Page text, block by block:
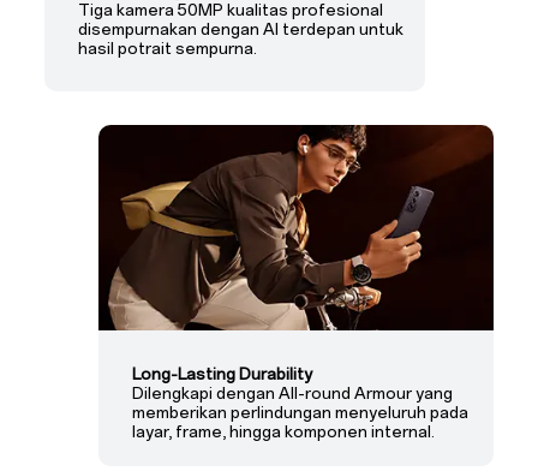
Tiga kamera 50MP kualitas profesional
disempurnakan dengan AI terdepan untuk
hasil potrait sempurna.
Long-Lasting Durability
Dilengkapi dengan All-round Armour yang
memberikan perlindungan menyeluruh pada
layar, frame, hingga komponen internal.